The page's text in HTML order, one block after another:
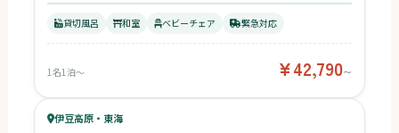
貸切風呂 和室 ベビーチェア 緊急対応
1名1泊〜 ¥42,790〜
62ベビー
61キッズ
伊豆高原・東海